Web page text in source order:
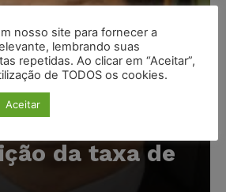
da taxa de
nosso site para fornecer a
lembrando suas
repetidas. Ao clicar em “Aceitar”,
de TODOS os cookies.
Aceitar